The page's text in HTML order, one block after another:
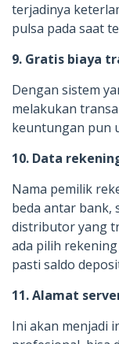
terjadinya
pulsa pada saat
9. Gratis biaya
Dengan sistem
melakukan
keuntungan pun
10. Data
Nama pemilik
beda antar bank,
distributor yang
ada pilih
pasti saldo
11. Alamat
Ini akan menjadi